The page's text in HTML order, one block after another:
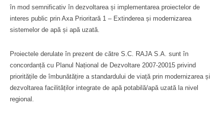
în mod semnificativ în dezvoltarea și implementarea proiectelor de
interes public prin Axa Prioritară 1 – Extinderea și modernizarea
sistemelor de apă și apă uzată.
Proiectele derulate în prezent de către S.C. RAJA S.A. sunt în
concordanță cu Planul Național de Dezvoltare 2007-20015 privind
prioritățile de îmbunătățire a standardului de viață prin modernizarea și
dezvoltarea facilităților integrate de apă potabilă/apă uzată la nivel
regional.